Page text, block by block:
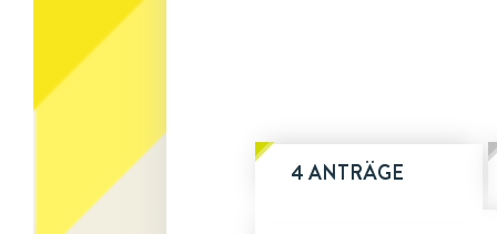
4 ANTRÄGE